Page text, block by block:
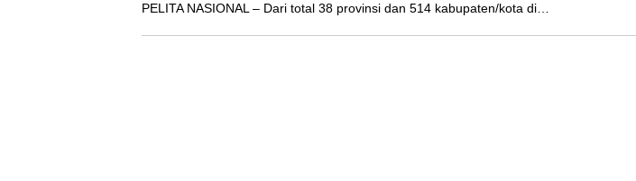
PELITA NASIONAL – Dari total 38 provinsi dan 514 kabupaten/kota di…